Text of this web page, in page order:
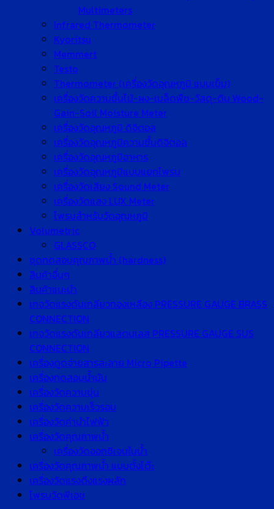
Multimeters
Infrared Thermometer
Kyoritsu
Memmert
Testo
Thermometer (เครื่องวัดอุณหภูมิ แบบเข็ม)
เครื่องวัดความชื้นไม้-ผง-เมล็ดพืช-วัสดุ-ดิน Wood-
Gain-Soil Moisture Meter
เครื่องวัดอุณหภูมิ ดิจิตอล
เครื่องวัดอุณหภูมิความชื้นดิจิตอล
เครื่องวัดอุณหภูมิอาหาร
เครื่องวัดอุณหภูมิแบบแยกโพรบ
เครื่องวัดเสียง Sound Meter
เครื่องวัดแสง LUX Meter
โพรบสำหรับวัดอุณหภูมิ
Volumetric
GLASSCO
ชุดทดสอบคุณภาพน้ำ (hardness)
สินค้าอื่นๆ
สินค้าแนะนำ
เกจวัดแรงดันเกลียวทองเหลือง PRESSURE GAUGE BRASS
CONNECTION
เกจวัดแรงดันเกลียวแสตนเลส PRESSURE GAUGE SUS
CONNECTION
เครื่องดูดจ่ายสารละลาย Micro Pipette
เครื่องทดสอบน้ำมัน
เครื่องวัดความขุ่น
เครื่องวัดความเร็วรอบ
เครื่องวัดค่านำไฟฟ้า
เครื่องวัดคุณภาพน้ำ
เครื่องวัดออกซิเจนในน้ำ
เครื่องวัดคุณภาพน้ำ แบบตั้งโต๊ะ
เครื่องวัดแรงดึงแรงผลัก
โพรบวัดพีเอช